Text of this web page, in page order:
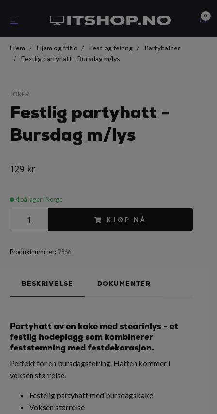
0
Hjem Hjem og fritid Fest og feiring
Partyhatter
Festlig partyhatt - Bursdag m/lys
JOKER
Festlig partyhatt -
Bursdag m/lys
129 kr
4på lager i Norge
KJØP NÅ
Produktnummer: 7866
BESKRIVELSE DOKUMENTER
Partyhatt av en kake med stearinlys - et
festlig hodeplagg som kombinerer
feststemning med festdekorasjon.
Perfekt for en bursdagsfeiring. Hatten kommer i
voksen størrelse.
Festelig partyhatt med bursdagskake
Voksen størrelse